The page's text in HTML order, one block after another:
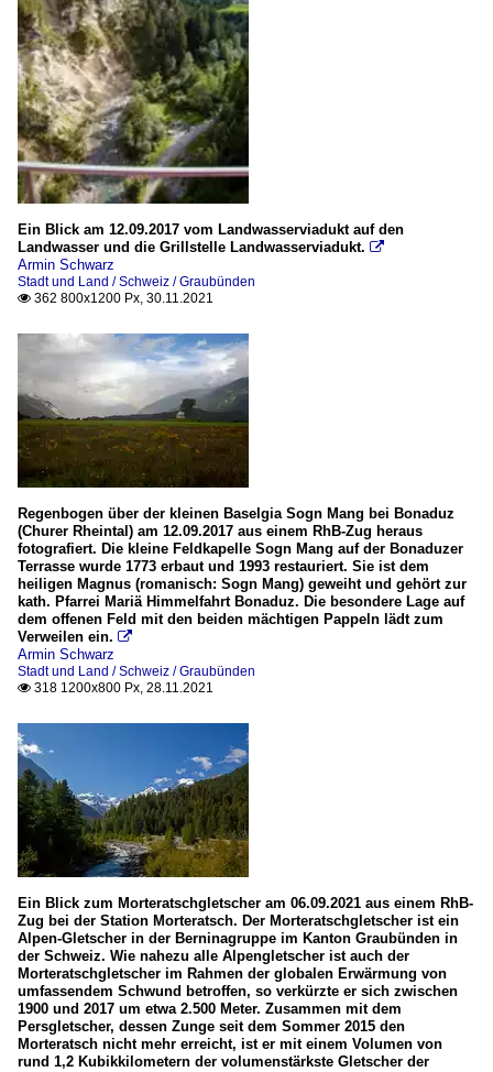
Ein Blick am 12.09.2017 vom Landwasserviadukt auf den
Landwasser und die Grillstelle Landwasserviadukt. 
Armin Schwarz
Stadt und Land / Schweiz / Graubünden
 362 800x1200 Px, 30.11.2021
Regenbogen über der kleinen Baselgia Sogn Mang bei Bonaduz
(Churer Rheintal) am 12.09.2017 aus einem RhB-Zug heraus
fotografiert. Die kleine Feldkapelle Sogn Mang auf der Bonaduzer
Terrasse wurde 1773 erbaut und 1993 restauriert. Sie ist dem
heiligen Magnus (romanisch: Sogn Mang) geweiht und gehört zur
kath. Pfarrei Mariä Himmelfahrt Bonaduz. Die besondere Lage auf
dem offenen Feld mit den beiden mächtigen Pappeln lädt zum
Verweilen ein. 
Armin Schwarz
Stadt und Land / Schweiz / Graubünden
 318 1200x800 Px, 28.11.2021
Ein Blick zum Morteratschgletscher am 06.09.2021 aus einem RhB-
Zug bei der Station Morteratsch. Der Morteratschgletscher ist ein
Alpen-Gletscher in der Berninagruppe im Kanton Graubünden in
der Schweiz. Wie nahezu alle Alpengletscher ist auch der
Morteratschgletscher im Rahmen der globalen Erwärmung von
umfassendem Schwund betroffen, so verkürzte er sich zwischen
1900 und 2017 um etwa 2.500 Meter. Zusammen mit dem
Persgletscher, dessen Zunge seit dem Sommer 2015 den
Morteratsch nicht mehr erreicht, ist er mit einem Volumen von
rund 1,2 Kubikkilometern der volumenstärkste Gletscher der